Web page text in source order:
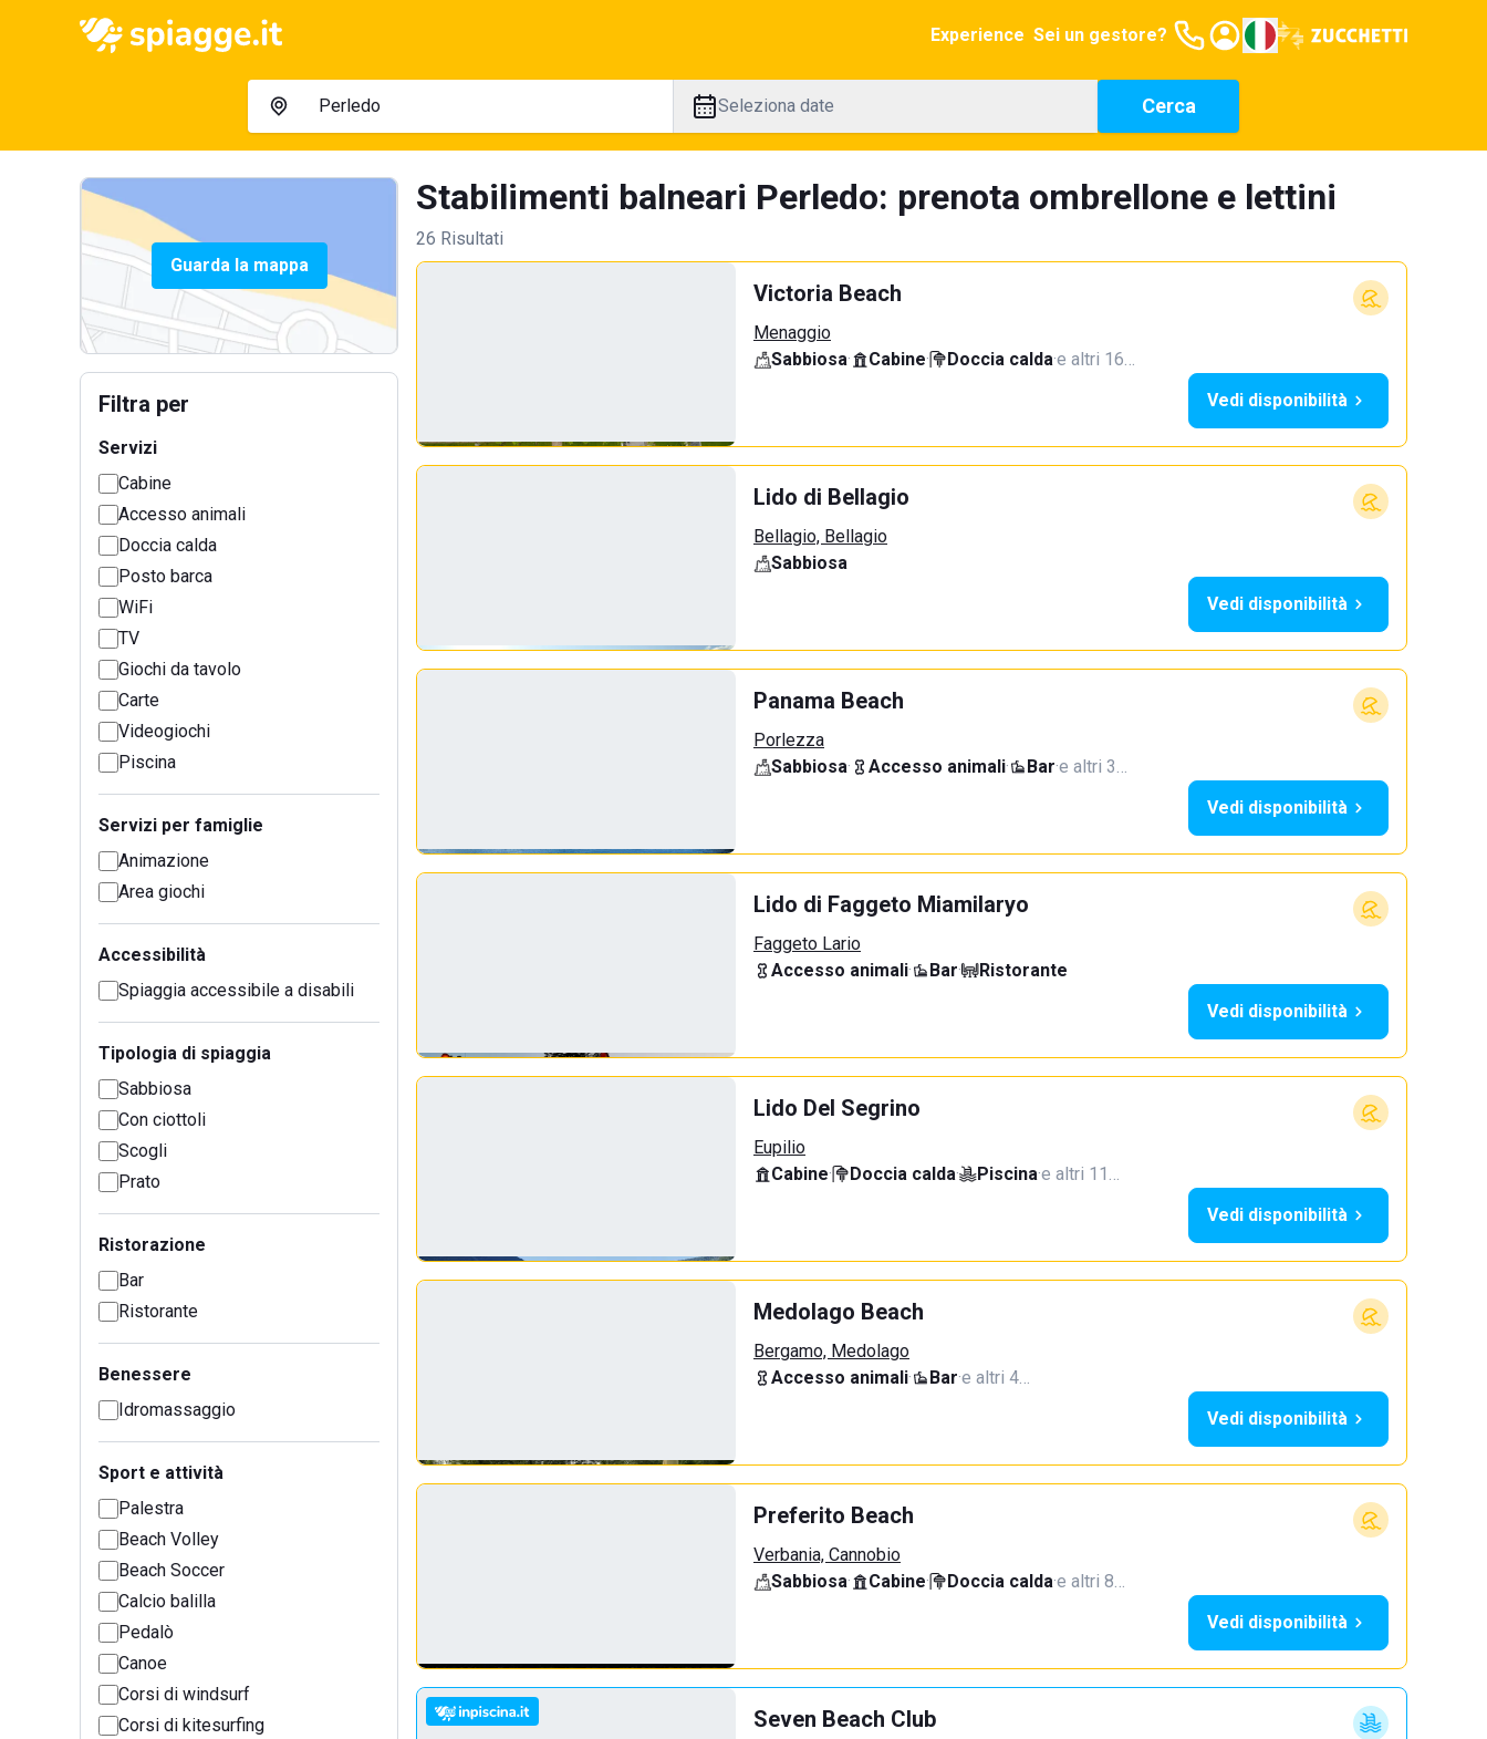
Experience Sei un gestore?
Seleziona date Cerca
Guarda la mappa
Filtra per
Servizi
Cabine
Accesso animali
Doccia calda
Posto barca
WiFi
TV
Giochi da tavolo
Carte
Videogiochi
Piscina
Servizi per famiglie
Animazione
Area giochi
Accessibilità
Spiaggia accessibile a disabili
Tipologia di spiaggia
Sabbiosa
Con ciottoli
Scogli
Prato
Ristorazione
Bar
Ristorante
Benessere
Idromassaggio
Sport e attività
Palestra
Beach Volley
Beach Soccer
Calcio balilla
Pedalò
Canoe
Corsi di windsurf
Corsi di kitesurfing
Stabilimenti balneari Perledo: prenota ombrellone e lettini
26 Risultati
Victoria Beach
Menaggio
Sabbiosa· Cabine· Doccia calda·e altri 16…
Vedi disponibilità
Lido di Bellagio
Bellagio, Bellagio
Sabbiosa
Vedi disponibilità
Panama Beach
Porlezza
Sabbiosa· Accesso animali· Bar·e altri 3…
Vedi disponibilità
Lido di Faggeto Miamilaryo
Faggeto Lario
Accesso animali· Bar·
Ristorante
Vedi disponibilità
Lido Del Segrino
Eupilio
Cabine· Doccia calda· Piscina·e altri 11…
Vedi disponibilità
Medolago Beach
Bergamo, Medolago
Accesso animali· Bar·e altri 4…
Vedi disponibilità
Preferito Beach
Verbania, Cannobio
Sabbiosa· Cabine· Doccia calda·e altri 8…
Vedi disponibilità
Seven Beach Club